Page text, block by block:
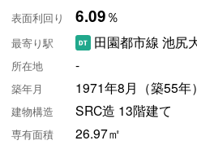
表面利回り 6.09％
最寄り駅 田園都市線 池尻
所在地 -
築年月 1971年8月（築55年）
建物構造 SRC造 13階建て
専有面積 26.97㎡